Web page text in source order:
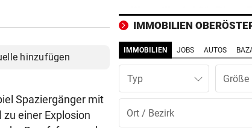
hinzufügen
Spaziergänger mit
einer Explosion
„Wer will mich?“: Diese
haben kein Zuhause
FEUERWEHR-AUSSTATTER
Waldbrände „befeuern“
Geschäft von Rosenbauer
Regeln bei
IMMOBILIEN
IMMOBILIEN JOBS AUTOS
Typ